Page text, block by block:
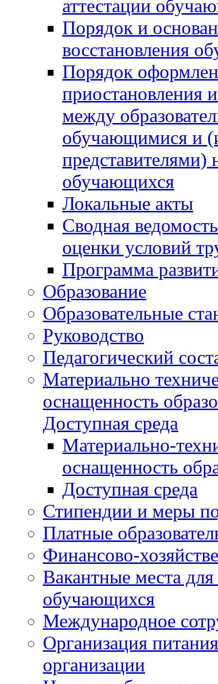
аттестации
Порядок и
восстановления
Порядок
приостановления
между
обучающимися и
представителями)
обучающихся
Локальные акты
Сводная
оценки условий
Программа
Образование
Образовательные
Руководство
Педагогический
Материально
оснащенность
Доступная среда
Материально-
оснащенность
Доступная среда
Стипендии и меры
Платные
Финансово-
Вакантные места
обучающихся
Международное
Организация
организации